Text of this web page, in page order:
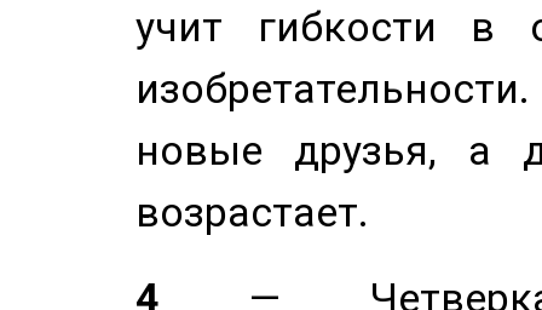
учит гибкости в
новые друзья, а
возрастает.
4 — Четверка